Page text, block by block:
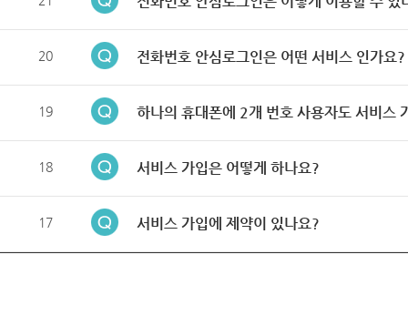
20 전화번호 안심로그인은 어떤 서비스 인가요?
19 하나의 휴대폰에 2개 번호 사용자도 서비스
18 서비스 가입은 어떻게 하나요?
17 서비스 가입에 제약이 있나요?